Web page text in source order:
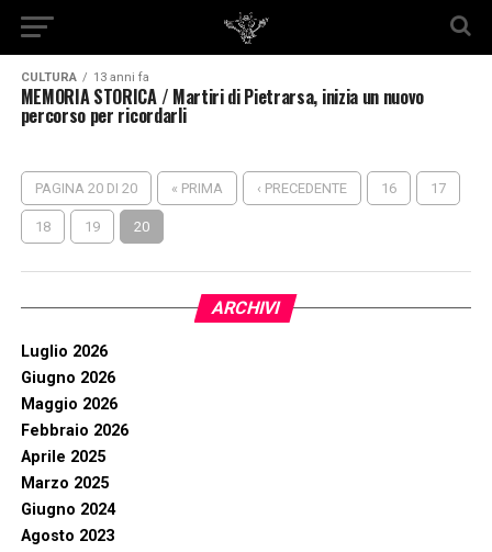
CULTURA 13 anni fa
MEMORIA STORICA / Martiri di Pietrarsa, inizia un nuovo
percorso per ricordarli
PAGINA 20 DI 20 « PRIMA ‹ PRECEDENTE 16 17
18 19 20
ARCHIVI
Luglio 2026
Giugno 2026
Maggio 2026
Febbraio 2026
Aprile 2025
Marzo 2025
Giugno 2024
Agosto 2023